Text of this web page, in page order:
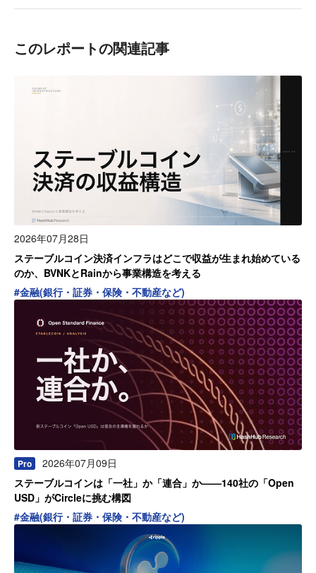
このレポートの関連記事
2026年07月28日
ステーブルコイン決済インフラはどこで収益が生まれ始めている
のか、BVNKとRainから事業構造を考える
#金融(銀行・証券・保険・不動産など)
Pro
2026年07月09日
ステーブルコインは「一社」か「連合」か——140社の「Open
USD」がCircleに挑む構図
#金融(銀行・証券・保険・不動産など)